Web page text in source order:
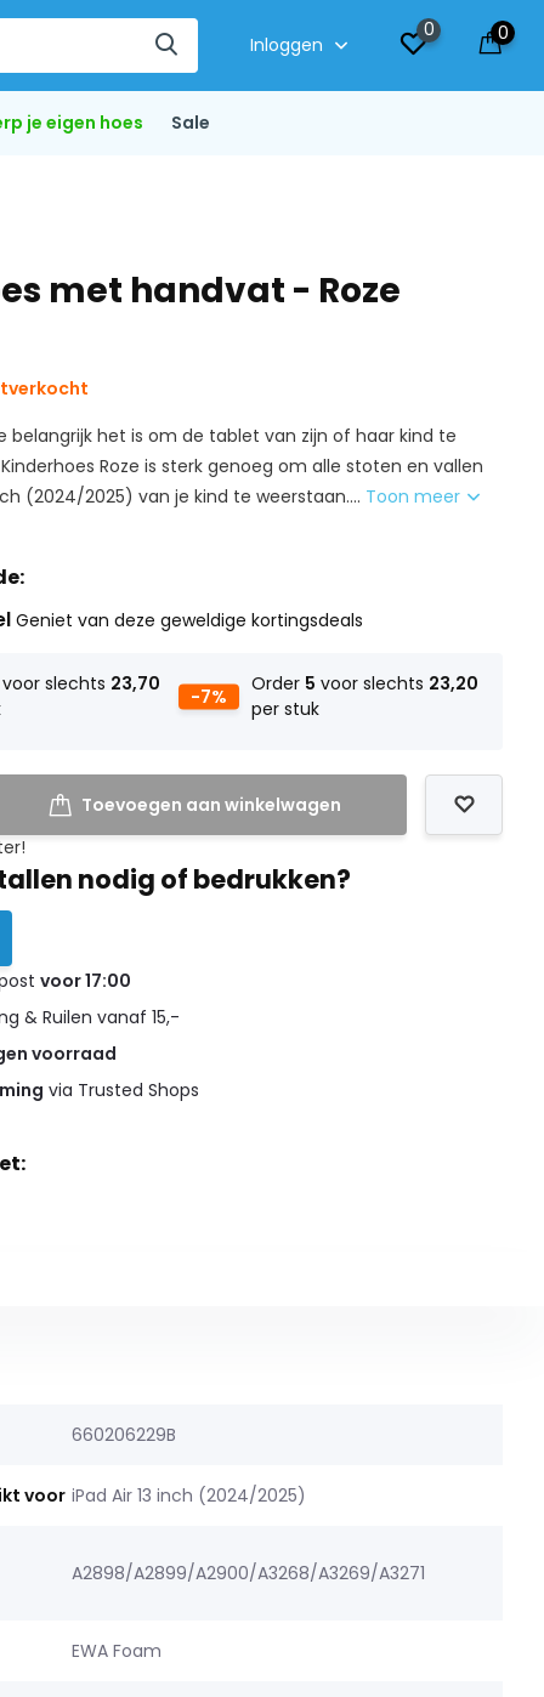
Inloggen
0 0
je eigen hoes Sale
met handvat - Roze
belangrijk het is om de tablet van zijn of haar kind te
Roze is sterk genoeg om alle stoten en vallen
(2024/2025) van je kind te weerstaan.... Toon meer
Geniet van deze geweldige kortingsdeals
voor slechts 23,70
-7%
Order 5 voor slechts 23,20
per stuk
Toevoegen aan winkelwagen
nodig of bedrukken?
voor 17:00
& Ruilen vanaf 15,-
voorraad
via Trusted Shops
660206229B
voor iPad Air 13 inch (2024/2025)
A2898/A2899/A2900/A3268/A3269/A3271
EWA Foam